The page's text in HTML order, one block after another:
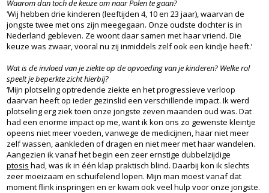
Waarom dan toch de keuze om naar Polen te gaan?
‘Wij hebben drie kinderen (leeftijden 4, 10 en 23 jaar), waarvan de
jongste twee met ons zijn meegegaan. Onze oudste dochter is in
Nederland gebleven. Ze woont daar samen met haar vriend. Die
keuze was zwaar, vooral nu zij inmiddels zelf ook een kindje heeft.’
Wat is de invloed van je ziekte op de opvoeding van je kinderen? Welke rol
speelt je beperkte zicht hierbij?
‘Mijn plotseling optredende ziekte en het progressieve verloop
daarvan heeft op ieder gezinslid een verschillende impact. Ik werd
plotseling erg ziek toen onze jongste zeven maanden oud was. Dat
had een enorme impact op me, want ik kon ons zo gewenste kleintje
opeens niet meer voeden, vanwege de medicijnen, haar niet meer
zelf wassen, aankleden of dragen en niet meer met haar wandelen.
Aangezien ik vanaf het begin een zeer ernstige dubbelzijdige
ptosis had, was ik in één klap praktisch blind. Daarbij kon ik slechts
zeer moeizaam en schuifelend lopen. Mijn man moest vanaf dat
moment flink inspringen en er kwam ook veel hulp voor onze jongste.